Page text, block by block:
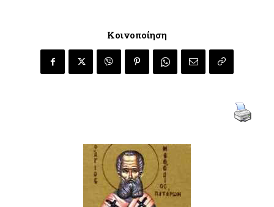
Κοινοποίηση